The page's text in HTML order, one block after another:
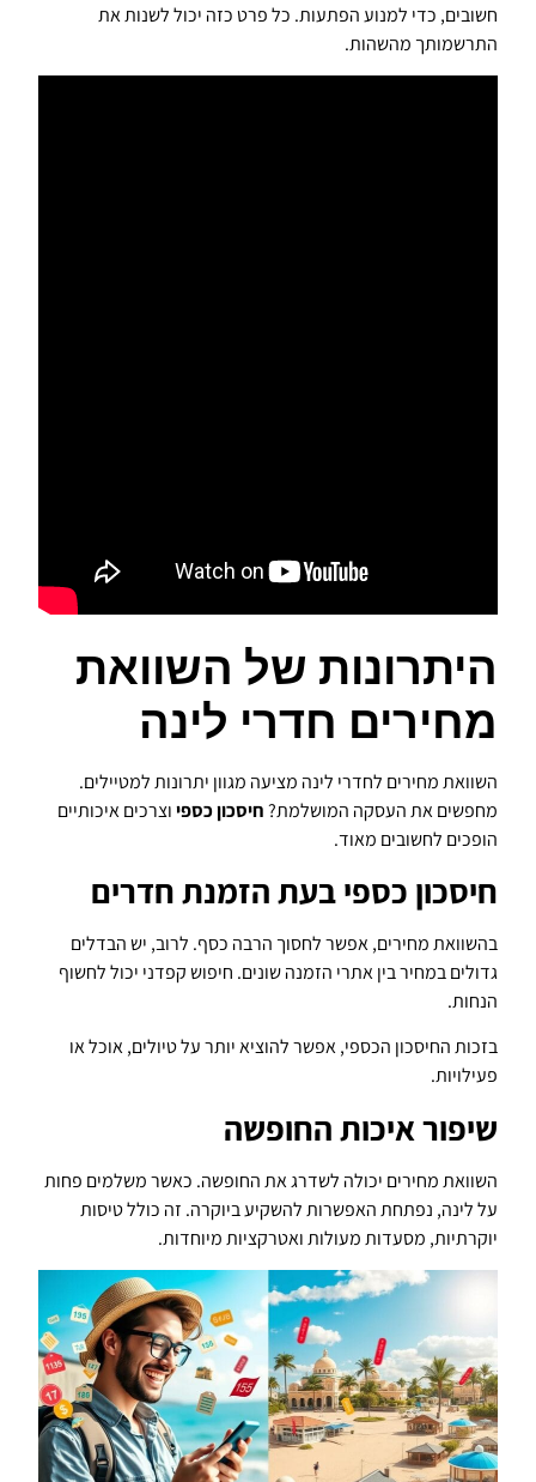
חשובים, כדי למנוע הפתעות. כל פרט כזה יכול לשנות את
התרשמותך מהשהות.
היתרונות של השוואת
מחירים חדרי לינה
השוואת מחירים לחדרי לינה מציעה מגוון יתרונות למטיילים.
מחפשים את העסקה המושלמת?חיסכון כספיוצרכים איכותיים
הופכים לחשובים מאוד.
חיסכון כספי בעת הזמנת חדרים
בהשוואת מחירים, אפשר לחסוך הרבה כסף. לרוב, יש הבדלים
גדולים במחיר בין אתרי הזמנה שונים. חיפוש קפדני יכול לחשוף
הנחות.
בזכות החיסכון הכספי, אפשר להוציא יותר על טיולים, אוכל או
פעילויות.
שיפור איכות החופשה
השוואת מחירים יכולה לשדרג את החופשה. כאשר משלמים פחות
על לינה, נפתחת האפשרות להשקיע ביוקרה. זה כולל טיסות
יוקרתיות, מסעדות מעולות ואטרקציות מיוחדות.